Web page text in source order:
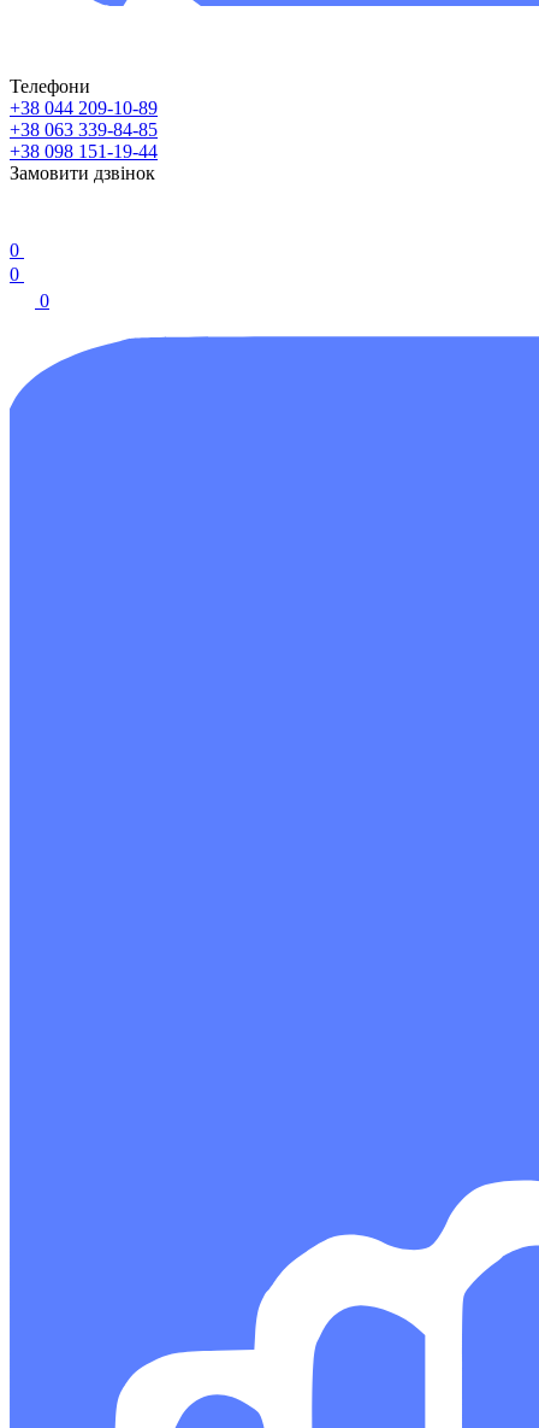
Телефони
+38 044 209-10-89
+38 063 339-84-85
+38 098 151-19-44
Замовити дзвінок
0
0
0